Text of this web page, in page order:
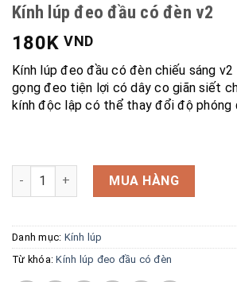
Kính lúp đeo đầu có đèn v2
180KVND
Kính lúp đeo đầu có đèn chiếu sáng
gọng đeo tiện lợi có dây co giãn siết
kính độc lập có thể thay đổi độ phóng
Kính lúp đeo đầu có đèn v2 số lượng
MUA HÀNG
Danh mục: Kính lúp
Từ khóa:Kính lúp đeo đầu có đèn